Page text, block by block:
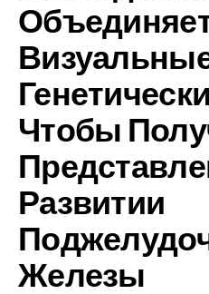
Чтобы
Развитии
Железы